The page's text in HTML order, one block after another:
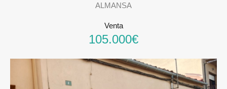
ALMANSA
Venta
105.000€